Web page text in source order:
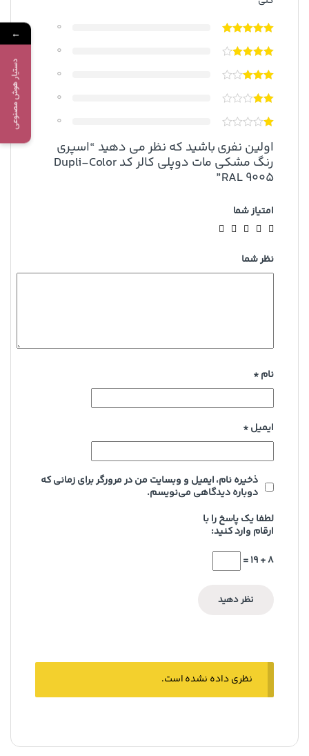
0
0
0
0
0
اولین نفری باشید که نظر می دهید “اسپری
رنگ مشکی مات دوپلی کالر کد Dupli-Color
RAL 9005”
امتیاز شما
نظر شما
نام*
ایمیل*
ذخیره نام، ایمیل و وبسایت من در مرورگر برای زمانی که
دوباره دیدگاهی می‌نویسم.
لطفا یک پاسخ را با
ارقام وارد کنید:
8 + 19 =
نظری داده نشده است.
←
دستیار هوش مصنوعی